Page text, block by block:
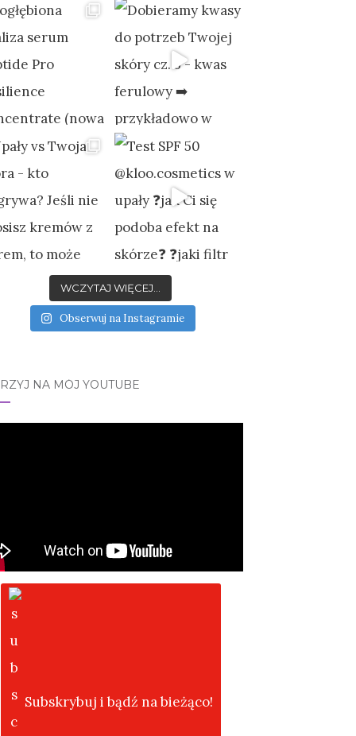
WCZYTAJ WIĘCEJ...
Obserwuj na Instagramie
NA MÓJ YOUTUBE
Subskrybuj i bądź na bieżąco!